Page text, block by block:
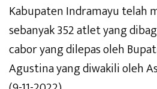
Kabupaten Indramayu telah
sebanyak 352 atlet yang
cabor yang dilepas oleh
Agustina yang diwakili oleh